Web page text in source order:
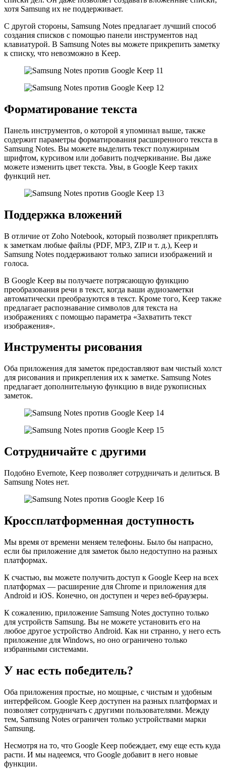
хотя Samsung их не поддерживает.
С другой стороны, Samsung Notes предлагает лучший способ
создания списков с помощью панели инструментов над
клавиатурой. В Samsung Notes вы можете прикрепить заметку
к списку, что невозможно в Keep.
Форматирование текста
Панель инструментов, о которой я упоминал выше, также
содержит параметры форматирования расширенного текста в
Samsung Notes. Вы можете выделить текст полужирным
шрифтом, курсивом или добавить подчеркивание. Вы даже
можете изменить цвет текста. Увы, в Google Keep таких
функций нет.
Поддержка вложений
В отличие от Zoho Notebook, который позволяет прикреплять
к заметкам любые файлы (PDF, MP3, ZIP и т. д.), Keep и
Samsung Notes поддерживают только записи изображений и
голоса.
В Google Keep вы получаете потрясающую функцию
преобразования речи в текст, когда ваши аудиозаметки
автоматически преобразуются в текст. Кроме того, Keep также
предлагает распознавание символов для текста на
изображениях с помощью параметра «Захватить текст
изображения».
Инструменты рисования
Оба приложения для заметок предоставляют вам чистый холст
для рисования и прикрепления их к заметке. Samsung Notes
предлагает дополнительную функцию в виде рукописных
заметок.
Сотрудничайте с другими
Подобно Evernote, Keep позволяет сотрудничать и делиться. В
Samsung Notes нет.
Кроссплатформенная доступность
Мы время от времени меняем телефоны. Было бы напрасно,
если бы приложение для заметок было недоступно на разных
платформах.
К счастью, вы можете получить доступ к Google Keep на всех
платформах — расширение для Chrome и приложения для
Android и iOS. Конечно, он доступен и через веб-браузеры.
К сожалению, приложение Samsung Notes доступно только
для устройств Samsung. Вы не можете установить его на
любое другое устройство Android. Как ни странно, у него есть
приложение для Windows, но оно ограничено только
избранными системами.
У нас есть победитель?
Оба приложения простые, но мощные, с чистым и удобным
интерфейсом. Google Keep доступен на разных платформах и
позволяет сотрудничать с другими пользователями. Между
тем, Samsung Notes ограничен только устройствами марки
Samsung.
Несмотря на то, что Google Keep побеждает, ему еще есть куда
расти. И мы надеемся, что Google добавит в него новые
функции.